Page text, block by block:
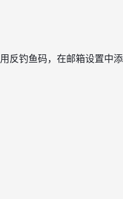
钓鱼码，在邮箱设置中添